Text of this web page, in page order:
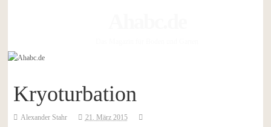
Kryoturbation
Alexander Stahr 21. März 2015